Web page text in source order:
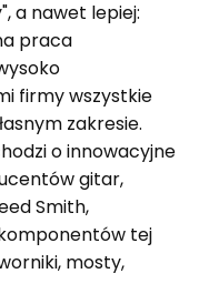
a nawet lepiej:
praca
firmy wszystkie
zakresie.
o innowacyjne
gitar,
Smith,
tej
mosty,